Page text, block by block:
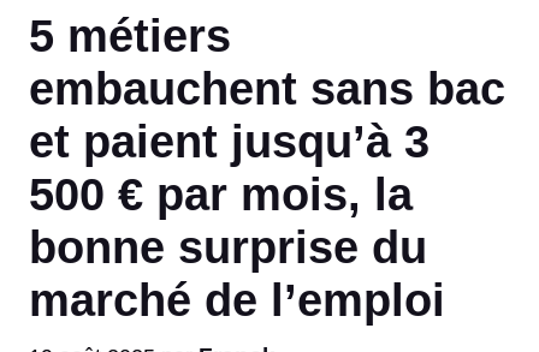
5 métiers
embauchent sans bac
et paient jusqu’à 3
500 € par mois, la
bonne surprise du
marché de l’emploi